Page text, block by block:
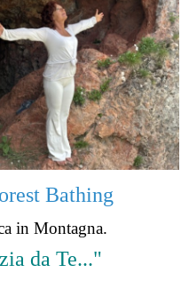
Bathing
in Montagna.
da Te..."